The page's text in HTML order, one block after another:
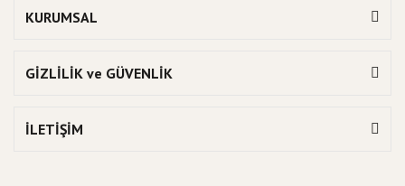
KURUMSAL
GİZLİLİK ve GÜVENLİK
İLETİŞİM